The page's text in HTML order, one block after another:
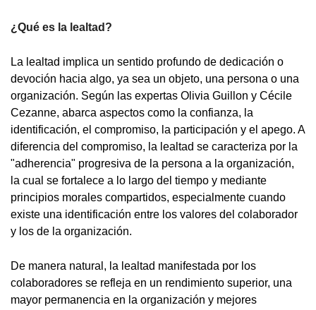
¿Qué es la lealtad?
La lealtad implica un sentido profundo de dedicación o
devoción hacia algo, ya sea un objeto, una persona o una
organización. Según las expertas Olivia Guillon y Cécile
Cezanne, abarca aspectos como la confianza, la
identificación, el compromiso, la participación y el apego. A
diferencia del compromiso, la lealtad se caracteriza por la
"adherencia" progresiva de la persona a la organización,
la cual se fortalece a lo largo del tiempo y mediante
principios morales compartidos, especialmente cuando
existe una identificación entre los valores del colaborador
y los de la organización.
De manera natural, la lealtad manifestada por los
colaboradores se refleja en un rendimiento superior, una
mayor permanencia en la organización y mejores